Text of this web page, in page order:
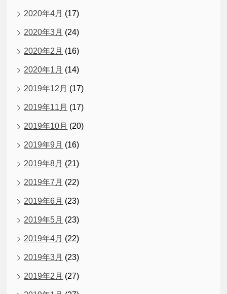
2020年4月 (17)
2020年3月 (24)
2020年2月 (16)
2020年1月 (14)
2019年12月 (17)
2019年11月 (17)
2019年10月 (20)
2019年9月 (16)
2019年8月 (21)
2019年7月 (22)
2019年6月 (23)
2019年5月 (23)
2019年4月 (22)
2019年3月 (23)
2019年2月 (27)